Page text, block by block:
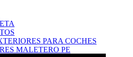
PARA COCHES
MALETERO PE